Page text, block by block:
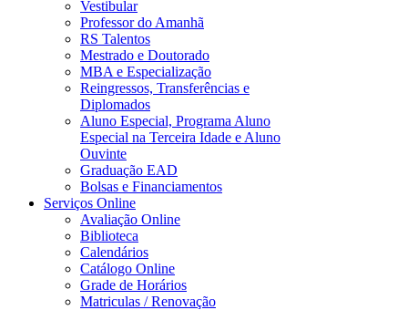
Vestibular
Professor do Amanhã
RS Talentos
Mestrado e Doutorado
MBA e Especialização
Reingressos, Transferências e
Diplomados
Aluno Especial, Programa Aluno
Especial na Terceira Idade e Aluno
Ouvinte
Graduação EAD
Bolsas e Financiamentos
Serviços Online
Avaliação Online
Biblioteca
Calendários
Catálogo Online
Grade de Horários
Matriculas / Renovação